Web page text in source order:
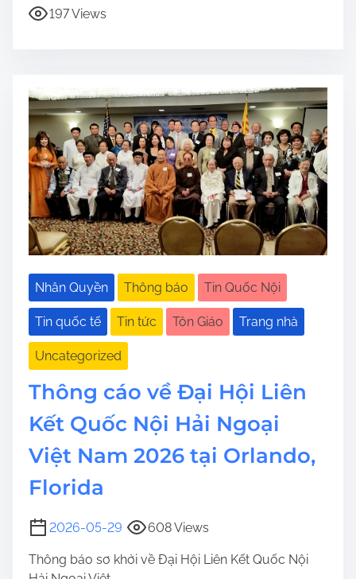
197 Views
Nhân Quyền Thông báo Tin Quốc Nội
Tin quốc tế Tin tức Tôn Giáo Trang nhà
Uncategorized
Thông cáo về Đại Hội Liên
Kết Quốc Nội Hải Ngoại
Việt Nam 2026 tại Orlando,
Florida
2026-05-29 608 Views
Thông báo sơ khởi về Đại Hội Liên Kết Quốc Nội